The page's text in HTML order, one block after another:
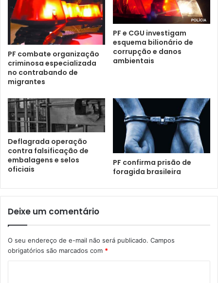
PF combate organização
criminosa especializada
no contrabando de
migrantes
PF e CGU investigam
esquema bilionário de
corrupção e danos
ambientais
Deflagrada operação
contra falsificação de
embalagens e selos
oficiais
PF confirma prisão de
foragida brasileira
Deixe um comentário
O seu endereço de e-mail não será publicado. Campos
obrigatórios são marcados com *